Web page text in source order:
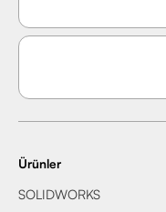
Ürünler
SOLIDWORKS